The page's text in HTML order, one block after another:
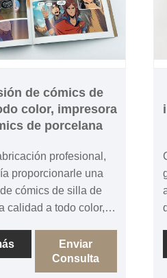
de cómics de
color, impresora
de porcelana
profesional,
proporcionarle una
cómics de silla de
calidad a todo color,
Esperamos cooperar
Enviar
Consulta